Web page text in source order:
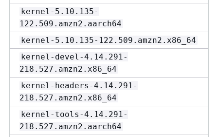
kernel-5.10.135-
122.509.amzn2.aarch64
kernel-5.10.135-122.509.amzn2.x86_64
kernel-devel-4.14.291-
218.527.amzn2.x86_64
kernel-headers-4.14.291-
218.527.amzn2.x86_64
kernel-tools-4.14.291-
218.527.amzn2.aarch64